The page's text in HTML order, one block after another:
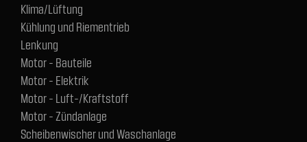
Klima/Lüftung
Kühlung und Riementrieb
Lenkung
Motor - Bauteile
Motor - Elektrik
Motor - Luft-/Kraftstoff
Motor - Zündanlage
Scheibenwischer und Waschanlage